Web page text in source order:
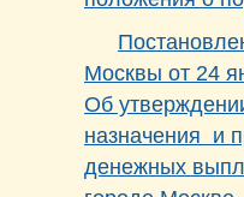
Москвы от 24
Об
назначения и
денежных